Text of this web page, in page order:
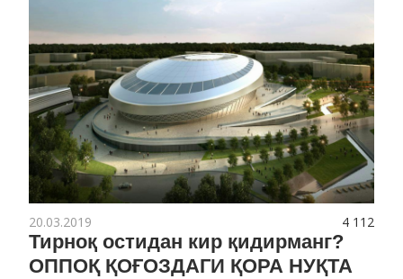
4 112
20.03.2019
Тирноқ остидан кир қидирманг?
ОППОҚ ҚОҒОЗДАГИ ҚОРА НУҚТА